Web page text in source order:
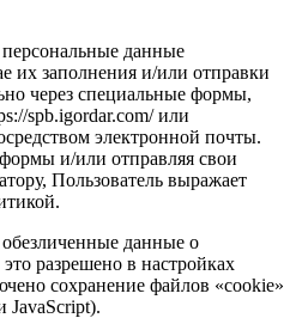
данные
их заполнения и/или отправки
через специальные формы,
spb.igordar.com/ или
электронной почты.
и/или отправляя свои
Пользователь выражает
данные о
разрешено в настройках
сохранение файлов «cookie»
JavaScript).